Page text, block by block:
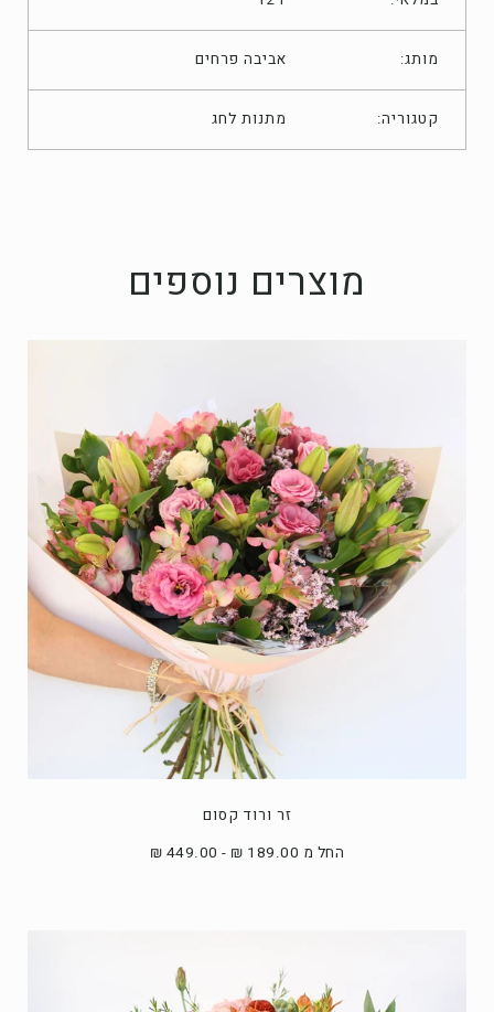
מותג: אביבה פרחים
קטגוריה: מתנות לחג
מוצרים נוספים
זר ורוד קסום
החל מ 189.00 ₪ - 449.00 ₪